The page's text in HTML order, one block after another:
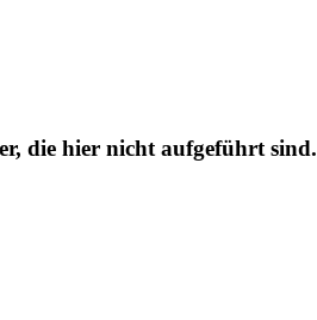
die hier nicht aufgeführt sind.